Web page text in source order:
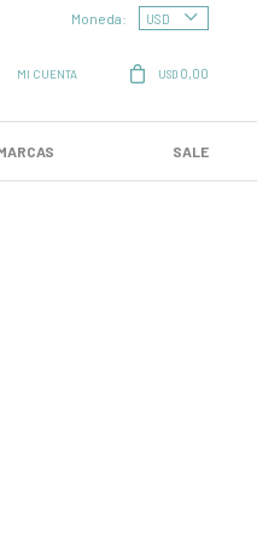
SALE
USD 0,00
Moneda: